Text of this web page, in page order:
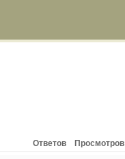
Ответов Просмотров